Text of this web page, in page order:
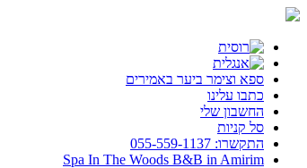
ספא וצימר ביער באמירים
כתבו עלינו
החשבון שלי
סל קניות
התקשרו: 055-559-1137
Spa In The Woods B&B in Amirim